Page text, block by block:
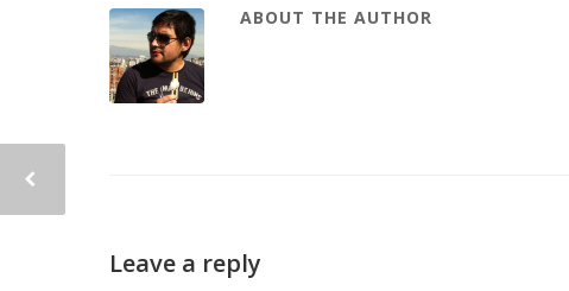
ABOUT THE AUTHOR
Leave a reply